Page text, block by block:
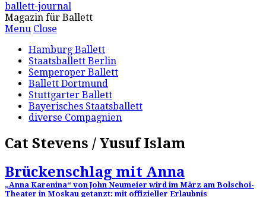
ballett-journal
Magazin für Ballett
Menu Close
Hamburg Ballett
Staatsballett Berlin
Semperoper Ballett
Ballett Dortmund
Stuttgarter Ballett
Bayerisches Staatsballett
diverse Compagnien
Cat Stevens / Yusuf Islam
Brückenschlag mit Anna
„Anna Karenina“ von John Neumeier wird im März am Bolschoi-
Theater in Moskau getanzt: mit offizieller Erlaubnis